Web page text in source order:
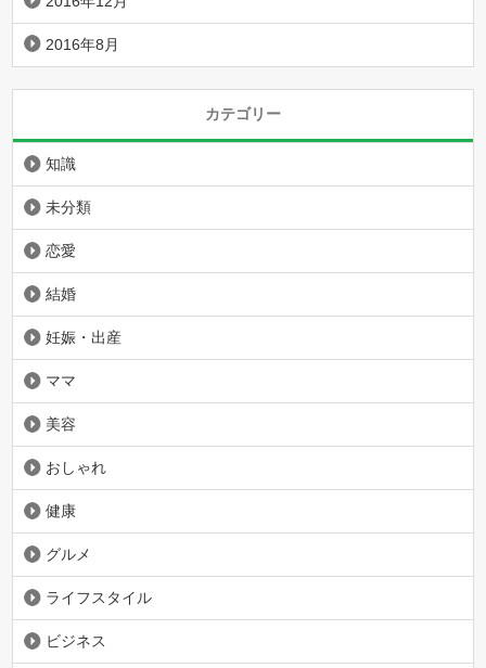
2016年8月
カテゴリー
知識
未分類
恋愛
結婚
妊娠・出産
ママ
美容
おしゃれ
健康
グルメ
ライフスタイル
ビジネス